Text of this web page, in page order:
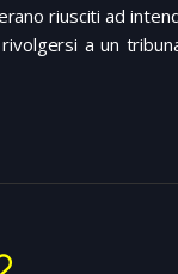
riusciti ad
a un